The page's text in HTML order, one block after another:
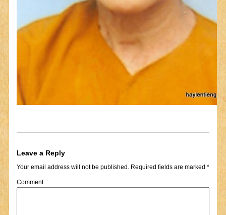
Leave a Reply
Your email address will not be published.Required fields are marked *
Comment